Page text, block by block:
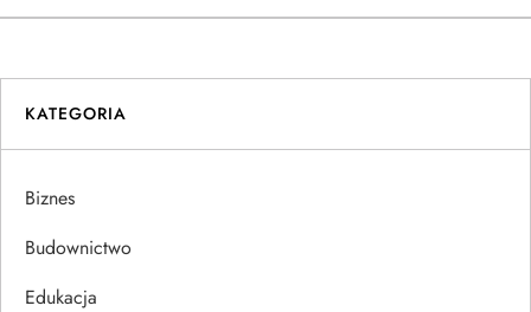
w
i
g
a
c
KATEGORIA
Biznes
Budownictwo
Edukacja